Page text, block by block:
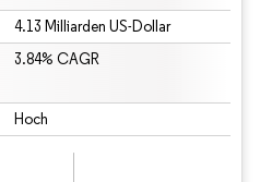
4.13 Milliarden US-Dollar
3.84% CAGR
Hoch
erfordert Namensnennung